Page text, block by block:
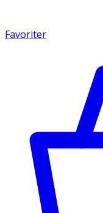
Favoriter